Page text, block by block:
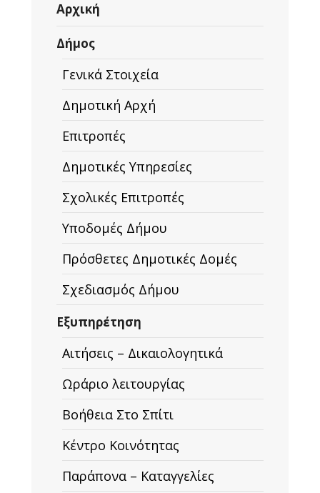
Αρχική
Δήμος
Γενικά Στοιχεία
Δημοτική Αρχή
Επιτροπές
Δημοτικές Υπηρεσίες
Σχολικές Επιτροπές
Υποδομές Δήμου
Πρόσθετες Δημοτικές Δομές
Σχεδιασμός Δήμου
Εξυπηρέτηση
Αιτήσεις – Δικαιολογητικά
Ωράριο λειτουργίας
Βοήθεια Στο Σπίτι
Κέντρο Κοινότητας
Παράπονα – Καταγγελίες